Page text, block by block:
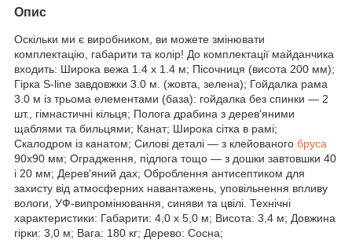
Опис
Оскільки ми є виробником, ви можете змінювати
комплектацію, габарити та колір! До комплектації майданчика
входить: Широка вежа 1.4 х 1.4 м; Пісочниця (висота 200 мм);
Гірка S-line завдовжки 3.0 м. (жовта, зелена); Гойдалка рама
3.0 м із трьома елементами (база): гойдалка без спинки — 2
шт., гімнастичні кільця; Полога драбина з дерев'яними
щаблями та бильцями; Канат; Широка сітка в рамі;
Скалодром із канатом; Силові деталі — з клейованого бруса
90х90 мм; Оградження, підлога тощо — з дошки завтовшки 40
і 20 мм; Дерев'яний дах; Оброблення антисептиком для
захисту від атмосферних навантажень, уповільнення впливу
вологи, УФ-випромінювання, синяви та цвілі. Технічні
характеристики: Габарити: 4,0 х 5,0 м; Висота: 3,4 м; Довжина
гірки: 3,0 м; Вага: 180 кг; Дерево: Сосна;